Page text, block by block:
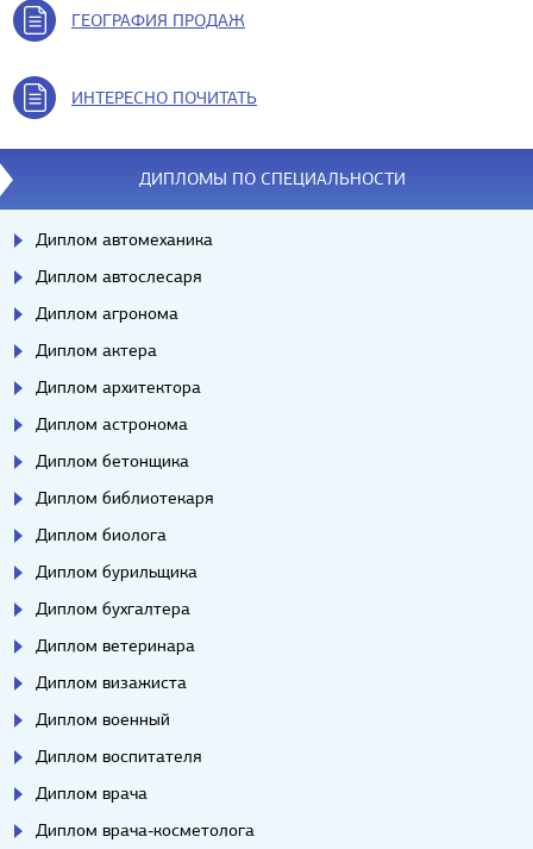
ГЕОГРАФИЯ ПРОДАЖ
ИНТЕРЕСНО ПОЧИТАТЬ
ДИПЛОМЫ ПО СПЕЦИАЛЬНОСТИ
Диплом автомеханика
Диплом автослесаря
Диплом агронома
Диплом актера
Диплом архитектора
Диплом астронома
Диплом бетонщика
Диплом библиотекаря
Диплом биолога
Диплом бурильщика
Диплом бухгалтера
Диплом ветеринара
Диплом визажиста
Диплом военный
Диплом воспитателя
Диплом врача
Диплом врача-косметолога